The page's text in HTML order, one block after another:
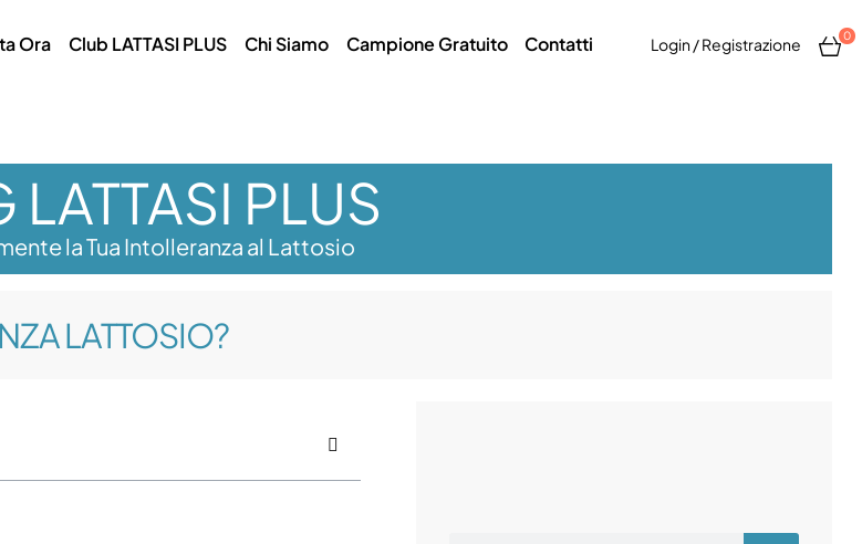
Ora Club LATTASI PLUS Chi Siamo Campione Gratuito Contatti Login / Registrazione 0
LATTASI PLUS
la Tua Intolleranza al Lattosio
LATTOSIO?